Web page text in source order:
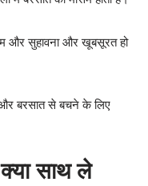
और सुहावना और खूबसूरत हो
बरसात से बचने के लिए
साथ ले